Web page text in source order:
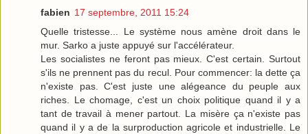
fabien 17 septembre, 2011 15:24
Quelle tristesse... Le système nous amène droit dans le
mur. Sarko a juste appuyé sur l'accélérateur.
Les socialistes ne feront pas mieux. C'est certain. Surtout
s'ils ne prennent pas du recul. Pour commencer: la dette ça
n'existe pas. C'est juste une alégeance du peuple aux
riches. Le chomage, c'est un choix politique quand il y a
tant de travail à mener partout. La misère ça n'existe pas
quand il y a de la surproduction agricole et industrielle. Le